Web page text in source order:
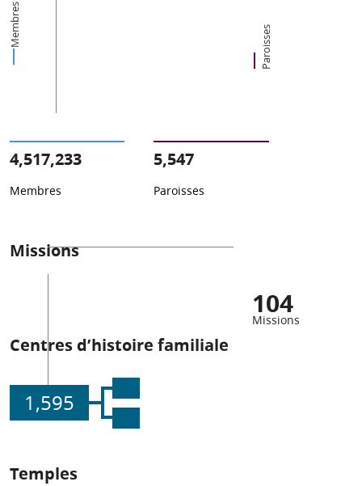
Membres Paroisses
4,517,233
Membres
5,547
Paroisses
Missions
104
Missions
Centres d’histoire familiale
1,595
Temples